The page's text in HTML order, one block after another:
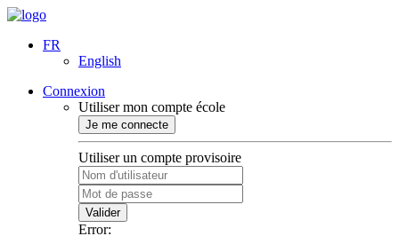
FR
English
Connexion
Utiliser mon compte école
Je me connecte
Utiliser un compte provisoire
Valider
Error: